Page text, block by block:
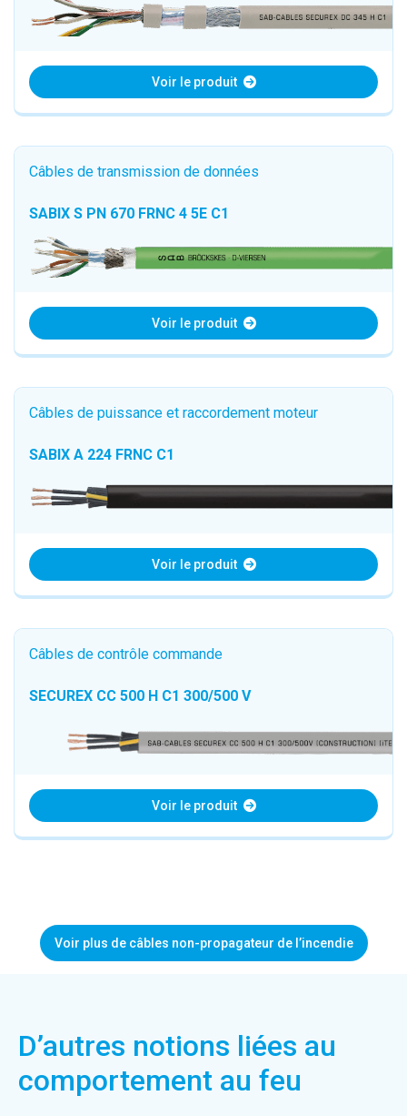
Voir le produit
Câbles de transmission de données
SABIX S PN 670 FRNC 4 5E C1
Voir le produit
Câbles de puissance et raccordement moteur
SABIX A 224 FRNC C1
Voir le produit
Câbles de contrôle commande
SECUREX CC 500 H C1 300/500 V
Voir le produit
Voir plus de câbles non-propagateur de l’incendie
D’autres notions liées au
comportement au feu